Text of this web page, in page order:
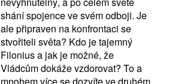
shání spojence ve svém odboji. Je
ale připraven na konfrontaci se
stvořiteli světa? Kdo je tajemný
Filonius a jak je možné, že
Vládcům dokáže vzdorovat? To a
mnohem více se dozvíte ve druhém